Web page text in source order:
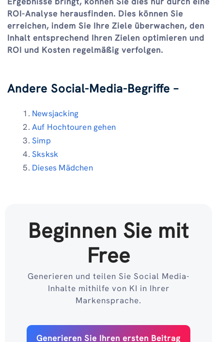
ROI-Analyse herausfinden. Dies können Sie
erreichen, indem Sie Ihre Ziele überwachen, den
Inhalt entsprechend Ihren Zielen optimieren und
ROI und Kosten regelmäßig verfolgen.
Andere Social-Media-Begriffe –
Newsjacking
Auf Hochtouren gehen
Simp
Sksksk
Dieses Mädchen
Beginnen Sie mit
Free
Generieren und teilen Sie Social Media-
Inhalte mithilfe von KI in Ihrer
Markensprache.
Generieren Sie Ihren ersten Beitrag